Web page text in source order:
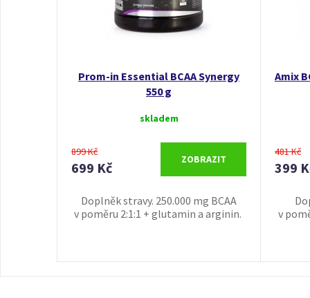
Prom-in Essential BCAA Synergy
550 g
skladem
899 Kč
699 Kč
ZOBRAZIT
Doplněk stravy. 250.000 mg BCAA
v poměru 2:1:1 + glutamin a arginin.
Amix
481 Kč
399
v